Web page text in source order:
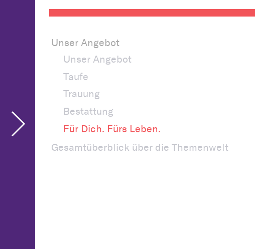
Unser Angebot
Unser Angebot
Taufe
Trauung
Bestattung
Für Dich. Fürs Leben.
Gesamtüberblick über die Themenwelt